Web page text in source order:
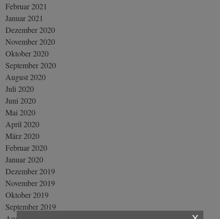
Februar 2021
Januar 2021
Dezember 2020
November 2020
Oktober 2020
September 2020
August 2020
Juli 2020
Juni 2020
Mai 2020
April 2020
März 2020
Februar 2020
Januar 2020
Dezember 2019
November 2019
Oktober 2019
September 2019